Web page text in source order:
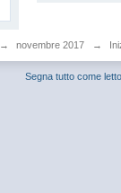
→ novembre 2017 →
Segna tutto come letto